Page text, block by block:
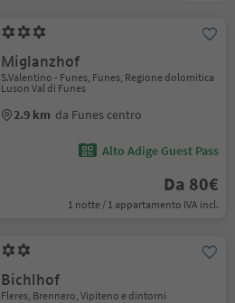
Miglanzhof
S.Valentino - Funes, Funes, Regione dolomitica
Luson Val di Funes
2.9 km da Funes centro
Alto Adige Guest Pass
Da 80€
1 notte / 1 appartamento IVA incl.
Bichlhof
Fleres, Brennero, Vipiteno e dintorni